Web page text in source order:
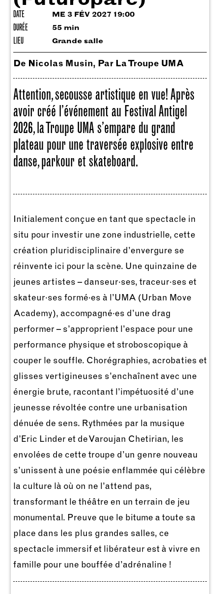
DATE ME 3 FÉV 2027 19:00
DURÉE 55 min
LIEU Grande salle
De Nicolas Musin, Par La Troupe UMA
Attention, secousse artistique en vue! Après
avoir créé l’événement au Festival Antigel
2026, la Troupe UMA s’empare du grand
plateau pour une traversée explosive entre
danse, parkour et skateboard.
Initialement conçue en tant que spectacle in
situ pour investir une zone industrielle, cette
création pluridisciplinaire d’envergure se
réinvente ici pour la scène. Une quinzaine de
jeunes artistes – danseur·ses, traceur·ses et
skateur·ses formé·es à l’UMA (Urban Move
Academy), accompagné·es d’une drag
performer – s’approprient l’espace pour une
performance physique et stroboscopique à
couper le souffle. Chorégraphies, acrobaties et
glisses vertigineuses s’enchaînent avec une
énergie brute, racontant l’impétuosité d’une
jeunesse révoltée contre une urbanisation
dénuée de sens. Rythmées par la musique
d’Eric Linder et de Varoujan Chetirian, les
envolées de cette troupe d’un genre nouveau
s’unissent à une poésie enflammée qui célèbre
la culture là où on ne l’attend pas,
transformant le théâtre en un terrain de jeu
monumental. Preuve que le bitume a toute sa
place dans les plus grandes salles, ce
spectacle immersif et libérateur est à vivre en
famille pour une bouffée d’adrénaline !